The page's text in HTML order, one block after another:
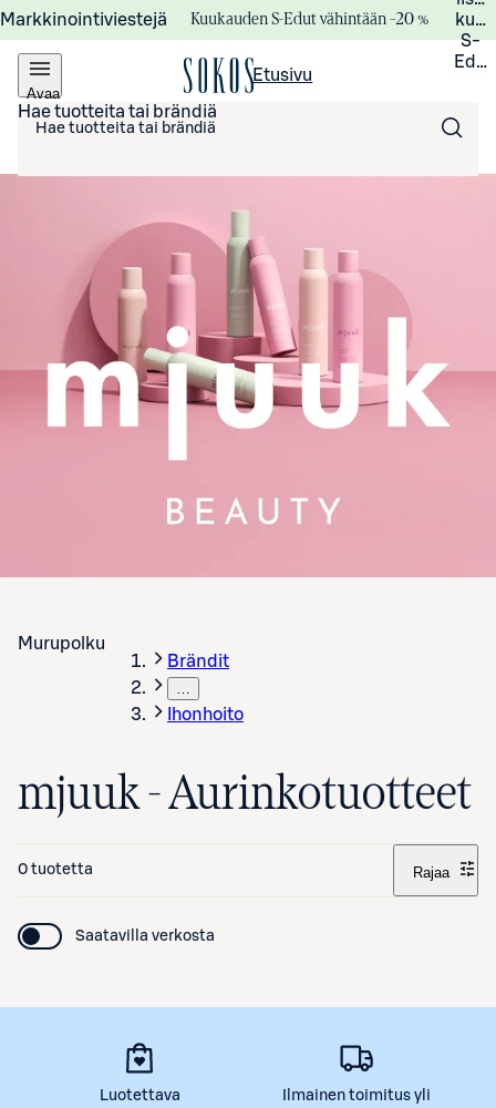
Markkinointiviestejä Kuukauden S-Edut vähintään –20 %
S-
Avaa
valikko
Etusivu
Hae tuotteita tai brändiä
Murupolku
Brändit
Ihonhoito
mjuuk - Aurinkotuotteet
0 tuotetta Rajaa
Saatavilla verkosta
Luotettava
Ilmainen toimitus yli